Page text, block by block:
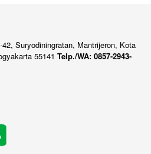
Suryodiningratan, Mantrijeron, Kota
55141 Telp./WA: 0857-2943-